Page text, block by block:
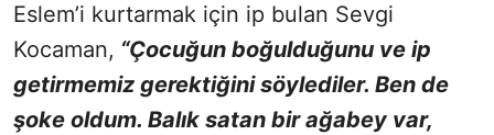
Eslem’i kurtarmak için ip bulan Sevgi
Kocaman, “Çocuğun boğulduğunu ve ip
getirmemiz gerektiğini söylediler. Ben de
şoke oldum. Balık satan bir ağabey var,